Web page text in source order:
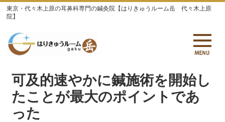
東京・代々木上原の耳鼻科専門の鍼灸院【はりきゅうルーム岳 代々木上原
院】
可及的速やかに鍼施術を開始し
たことが最大のポイントであ
った